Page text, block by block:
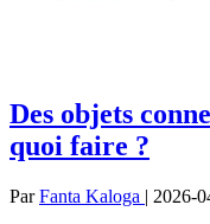
Des objets
quoi faire ?
ParFanta Kaloga | 2026-